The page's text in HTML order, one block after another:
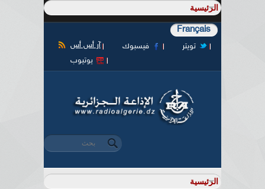
Français
آر أس أس فيسبوك
تويتر
يوتيوب
استمارة البحث
‏بحث ‏